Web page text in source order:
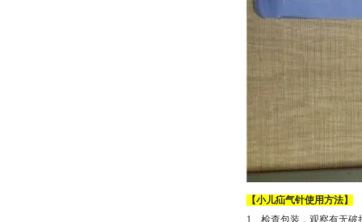
【小儿疝气针使用方法】
1、检查包装，观察有无